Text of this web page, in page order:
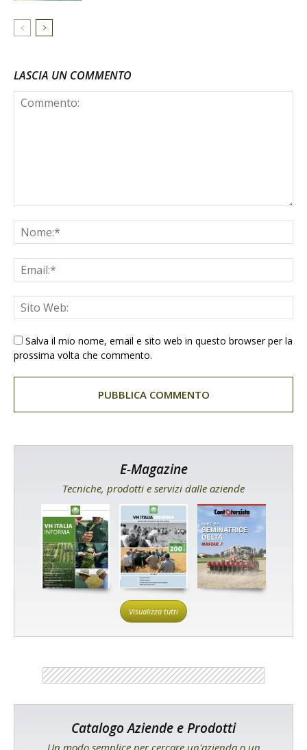
LASCIA UN COMMENTO
Salva il mio nome, email e sito web in questo browser per la
prossima volta che commento.
E-Magazine
Tecniche, prodotti e servizi dalle aziende
Visualizza tutti
Catalogo Aziende e Prodotti